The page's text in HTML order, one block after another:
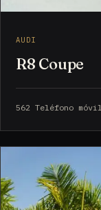
AUDI
R8 Coupe
562 Teléfono móvil